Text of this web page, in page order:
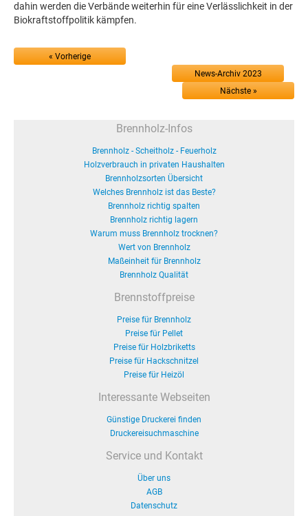
dahin werden die Verbände weiterhin für eine Verlässlichkeit in der
Biokraftstoffpolitik kämpfen.
« Vorherige
News-Archiv 2023
Nächste »
Brennholz-Infos
Brennholz - Scheitholz - Feuerholz
Holzverbrauch in privaten Haushalten
Brennholzsorten Übersicht
Welches Brennholz ist das Beste?
Brennholz richtig spalten
Brennholz richtig lagern
Warum muss Brennholz trocknen?
Wert von Brennholz
Maßeinheit für Brennholz
Brennholz Qualität
Brennstoffpreise
Preise für Brennholz
Preise für Pellet
Preise für Holzbriketts
Preise für Hackschnitzel
Preise für Heizöl
Interessante Webseiten
Günstige Druckerei finden
Druckereisuchmaschine
Service und Kontakt
Über uns
AGB
Datenschutz